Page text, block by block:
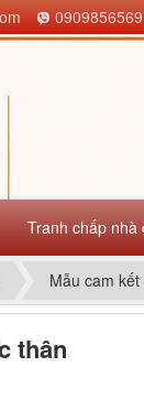
Tranh chấp nhà
0909856569
Mẫu cam
thân